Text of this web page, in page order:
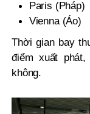
Paris (Pháp)
Vienna (Áo)
Thời gian bay
điểm xuất
không.